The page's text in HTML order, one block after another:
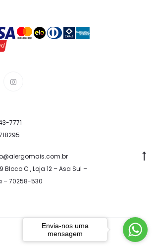
7771
Bloco C , Loja 12 – Asa Sul –
– 70258-530
Envia-nos uma
mensagem